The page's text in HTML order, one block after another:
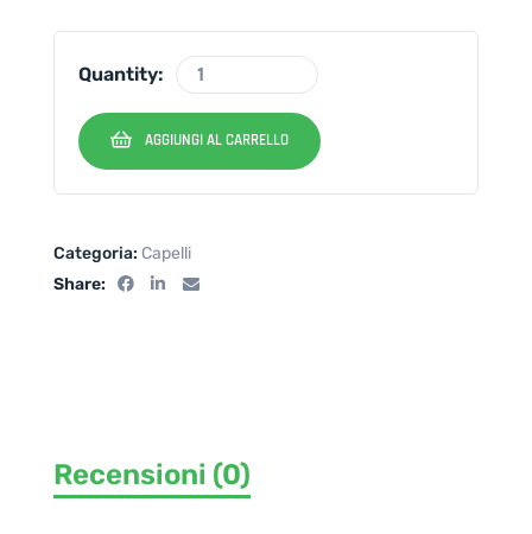
Quantity:
AGGIUNGI AL CARRELLO
Categoria: Capelli
Share:
Recensioni (0)